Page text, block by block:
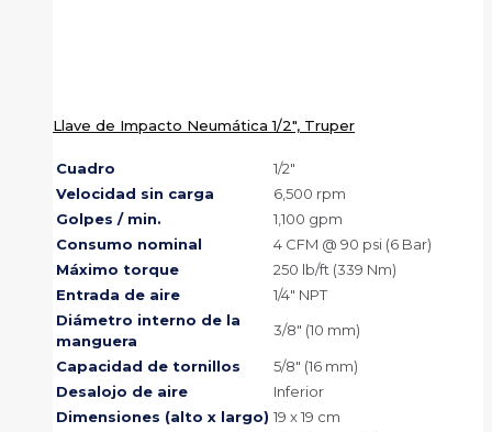
Llave de Impacto Neumática 1/2″, Truper
Cuadro
1/2″
Velocidad sin carga
6,500 rpm
Golpes / min.
1,100 gpm
Consumo nominal
4 CFM @ 90 psi (6 Bar)
Máximo torque
250 lb/ft (339 Nm)
Entrada de aire
1/4″ NPT
Diámetro interno de la
manguera
3/8″ (10 mm)
Capacidad de tornillos
5/8″ (16 mm)
Desalojo de aire
Inferior
Dimensiones (alto x largo) 19 x 19 cm